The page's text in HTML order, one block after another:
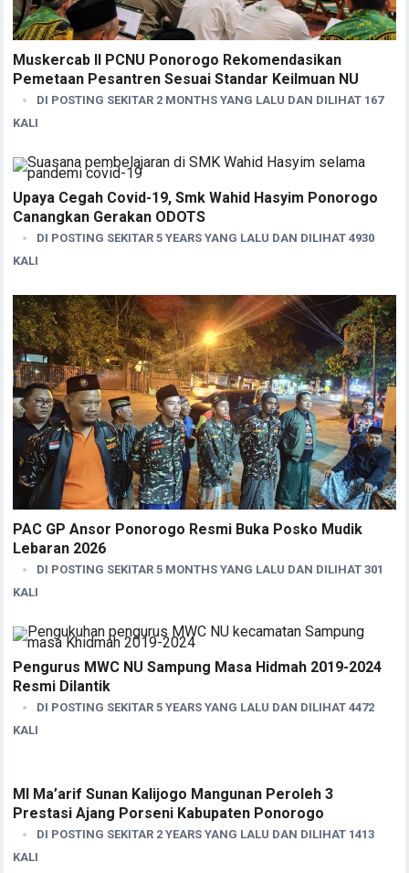
Muskercab II PCNU Ponorogo Rekomendasikan
Pemetaan Pesantren Sesuai Standar Keilmuan NU
DI POSTING SEKITAR 2 MONTHS YANG LALU DAN DILIHAT 167
KALI
Upaya Cegah Covid-19, Smk Wahid Hasyim Ponorogo
Canangkan Gerakan ODOTS
DI POSTING SEKITAR 5 YEARS YANG LALU DAN DILIHAT 4930
KALI
PAC GP Ansor Ponorogo Resmi Buka Posko Mudik
Lebaran 2026
DI POSTING SEKITAR 5 MONTHS YANG LALU DAN DILIHAT 301
KALI
Pengurus MWC NU Sampung Masa Hidmah 2019-2024
Resmi Dilantik
DI POSTING SEKITAR 5 YEARS YANG LALU DAN DILIHAT 4472
KALI
MI Ma’arif Sunan Kalijogo Mangunan Peroleh 3
Prestasi Ajang Porseni Kabupaten Ponorogo
DI POSTING SEKITAR 2 YEARS YANG LALU DAN DILIHAT 1413
KALI